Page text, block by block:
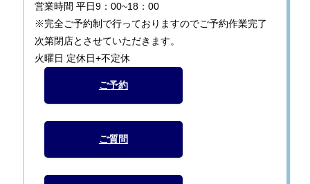
営業時間 平日9：00~18：00
※完全ご予約制で行っておりますのでご予約作業完了
次第閉店とさせていただきます。
火曜日 定休日+不定休
ご予約
ご質問